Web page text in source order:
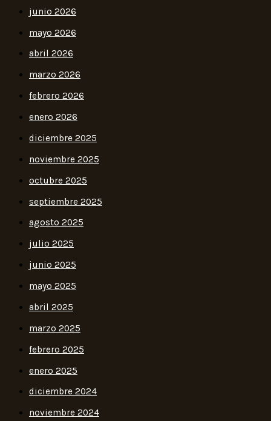
junio 2026
mayo 2026
abril 2026
marzo 2026
febrero 2026
enero 2026
diciembre 2025
noviembre 2025
octubre 2025
septiembre 2025
agosto 2025
julio 2025
junio 2025
mayo 2025
abril 2025
marzo 2025
febrero 2025
enero 2025
diciembre 2024
noviembre 2024